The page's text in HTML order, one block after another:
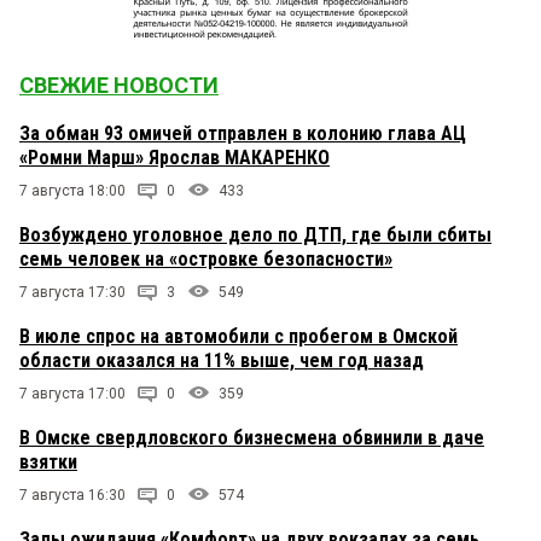
СВЕЖИЕ НОВОСТИ
За обман 93 омичей отправлен в колонию глава АЦ
«Ромни Марш» Ярослав МАКАРЕНКО
7 августа 18:00 0 433
Возбуждено уголовное дело по ДТП, где были сбиты
семь человек на «островке безопасности»
7 августа 17:30 3 549
В июле спрос на автомобили с пробегом в Омской
области оказался на 11% выше, чем год назад
7 августа 17:00 0 359
В Омске свердловского бизнесмена обвинили в даче
взятки
7 августа 16:30 0 574